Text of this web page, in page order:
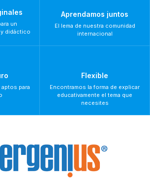
un
didáctico
Aprendamos juntos
El lema de nuestra comunidad
internacional
para
Flexible
Encontramos la forma de explicar
educativamente el tema que
necesites